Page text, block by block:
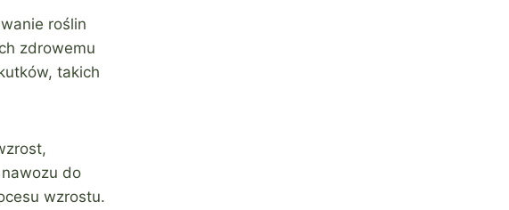
roślin
zdrowemu
takich
nawozu do
wzrostu.